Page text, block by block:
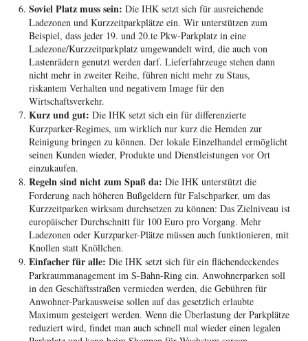
Soviel Platz muss sein:Die IHK setzt sich für ausreichende
Ladezonen und Kurzzeitparkplätze ein. Wir unterstützen zum
Beispiel, dass jeder 19. und 20.te Pkw-Parkplatz in eine
Ladezone/Kurzzeitparkplatz umgewandelt wird, die auch von
Lastenrädern genutzt werden darf. Lieferfahrzeuge stehen dann
nicht mehr in zweiter Reihe, führen nicht mehr zu Staus,
riskantem Verhalten und negativem Image für den
Wirtschaftsverkehr.
Kurz und gut:Die IHK setzt sich ein für differenzierte
Kurzparker-Regimes, um wirklich nur kurz die Hemden zur
Reinigung bringen zu können. Der lokale Einzelhandel ermöglicht
seinen Kunden wieder, Produkte und Dienstleistungen vor Ort
einzukaufen.
Regeln sind nicht zum Spaß da:Die IHK unterstützt die
Forderung nach höheren Bußgeldern für Falschparker, um das
Kurzzeitparken wirksam durchsetzen zu können: Das Zielniveau ist
europäischer Durchschnitt für 100 Euro pro Vorgang. Mehr
Ladezonen oder Kurzparker-Plätze müssen auch funktionieren, mit
Knollen statt Knöllchen.
Einfacher für alle:Die IHK setzt sich für ein flächendeckendes
Parkraummanagement im S-Bahn-Ring ein. Anwohnerparken soll
in den Geschäftsstraßen vermieden werden, die Gebühren für
Anwohner-Parkausweise sollen auf das gesetzlich erlaubte
Maximum gesteigert werden. Wenn die Überlastung der Parkplätze
reduziert wird, findet man auch schnell mal wieder einen legalen